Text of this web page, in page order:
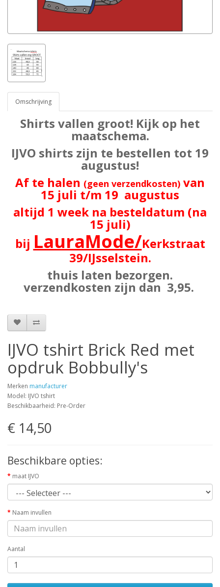
Omschrijving
Shirts vallen groot! Kijk op het
maatschema.
IJVO shirts zijn te bestellen tot 19
augustus!
Af te halen (geen verzendkosten) van
15 juli t/m 19 augustus
altijd 1 week na besteldatum (na
15 juli)
bij LauraMode/Kerkstraat
39/IJsselstein.
thuis laten bezorgen.
verzendkosten zijn dan 3,95.
IJVO tshirt Brick Red met
opdruk Bobbully's
Merken manufacturer
Model: IJVO tshirt
Beschikbaarheid: Pre-Order
€ 14,50
Beschikbare opties:
maat IJVO
Naam invullen
Aantal